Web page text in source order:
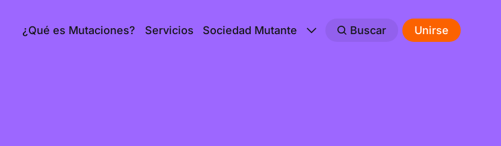
¿Qué es Mutaciones? Servicios Sociedad Mutante Buscar Unirse